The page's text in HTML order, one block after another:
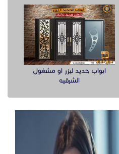
ابواب حديد ليزر او مشغول
الشرقيه